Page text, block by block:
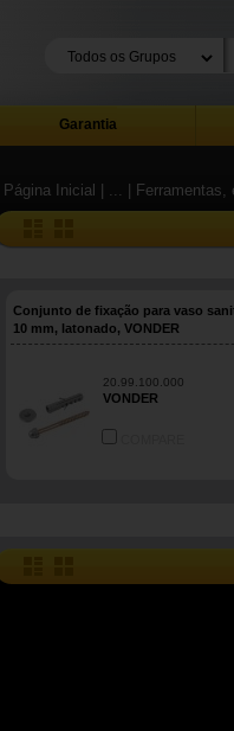
Garantia
Página Inicial | ... |
Conjunto de fixação para vaso
10 mm, latonado, VONDER
20.99.100.000
VONDER